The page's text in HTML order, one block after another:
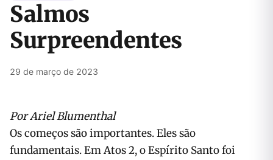
Salmos
Surpreendentes
29 de março de 2023
Por Ariel Blumenthal
Os começos são importantes. Eles são
fundamentais. Em Atos 2, o Espírito Santo foi